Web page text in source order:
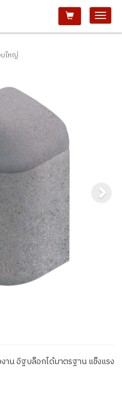
บใหญ่
าน อิฐบล็อกได้มาตรฐาน แข็งแรง